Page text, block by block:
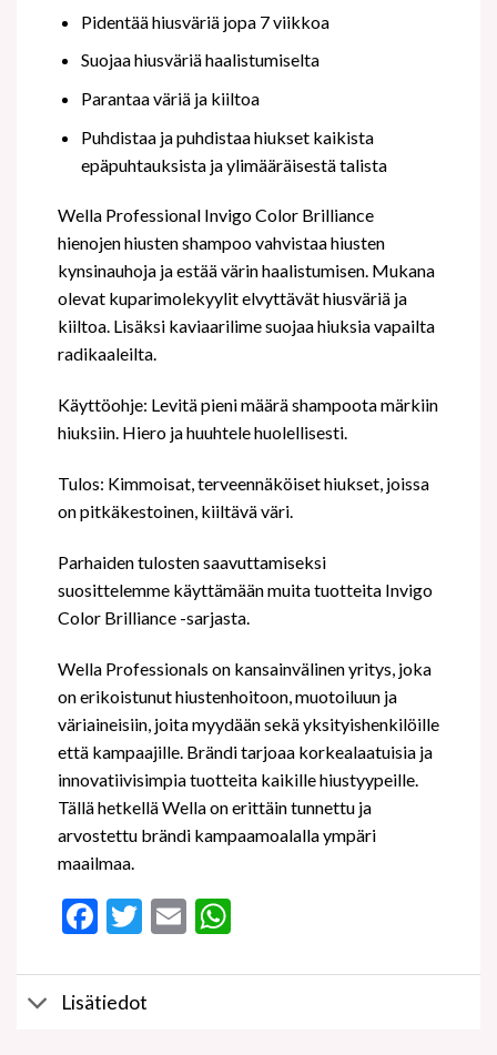
Pidentää hiusväriä jopa 7 viikkoa
Suojaa hiusväriä haalistumiselta
Parantaa väriä ja kiiltoa
Puhdistaa ja puhdistaa hiukset kaikista
epäpuhtauksista ja ylimääräisestä talista
Wella Professional Invigo Color Brilliance
hienojen hiusten shampoo vahvistaa hiusten
kynsinauhoja ja estää värin haalistumisen. Mukana
olevat kuparimolekyylit elvyttävät hiusväriä ja
kiiltoa. Lisäksi kaviaarilime suojaa hiuksia vapailta
radikaaleilta.
Käyttöohje: Levitä pieni määrä shampoota märkiin
hiuksiin. Hiero ja huuhtele huolellisesti.
Tulos: Kimmoisat, terveennäköiset hiukset, joissa
on pitkäkestoinen, kiiltävä väri.
Parhaiden tulosten saavuttamiseksi
suosittelemme käyttämään muita tuotteita Invigo
Color Brilliance -sarjasta.
Wella Professionals on kansainvälinen yritys, joka
on erikoistunut hiustenhoitoon, muotoiluun ja
väriaineisiin, joita myydään sekä yksityishenkilöille
että kampaajille. Brändi tarjoaa korkealaatuisia ja
innovatiivisimpia tuotteita kaikille hiustyypeille.
Tällä hetkellä Wella on erittäin tunnettu ja
arvostettu brändi kampaamoalalla ympäri
maailmaa.
Facebook
Twitter
EmailWhatsApp
Lisätiedot